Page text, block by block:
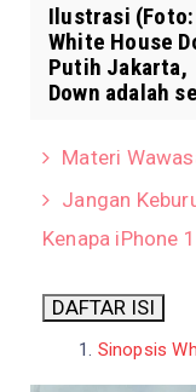
Ilustrasi (Foto:
White House
Putih Jakarta,
Down adalah
Materi
Jangan
Kenapa iPhone
DAFTAR ISI
Sinopsis